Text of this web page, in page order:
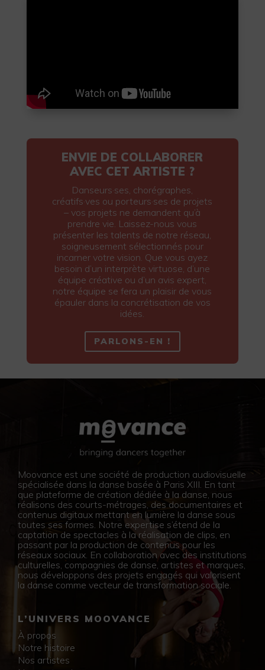
ENVIE DE COLLABORER
AVEC CET ARTISTE ?
Danseurs·ses, chorégraphes,
créatifs·ves ou porteurs·ses de projets
– vos projets ne demandent qu’à
prendre vie. Laissez-nous vous
présenter les talents de notre réseau,
soigneusement sélectionnés pour
incarner votre vision. Que vous ayez
besoin d’un interprète virtuose, d’une
équipe créative ou d’un avis expert,
notre équipe se fera un plaisir de vous
épauler dans la concrétisation de vos
idées.
PARLONS-EN !
Moovance est une société de production audiovisuelle
spécialisée dans la danse basée à Paris XIII. En tant
que plateforme de création dédiée à la danse, nous
réalisons des courts-métrages, des documentaires et
contenus digitaux mettant en lumière la danse sous
toutes ses formes. Notre expertise s’étend de la
captation de spectacles à la réalisation de clips, en
passant par la production de contenus pour les
réseaux sociaux. En collaboration avec des institutions
culturelles, compagnies de danse, artistes et marques,
nous développons des projets engagés qui valorisent
la danse comme vecteur de transformation sociale.
L’UNIVERS MOOVANCE
À propos
Notre histoire
Nos artistes